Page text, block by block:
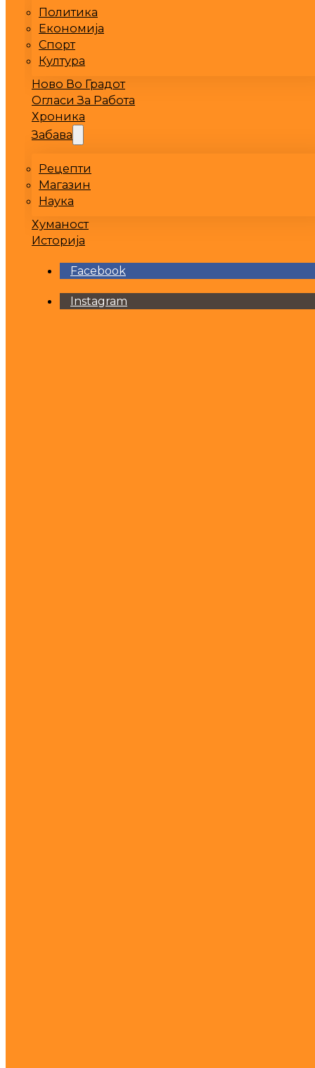
Политика
Економија
Спорт
Култура
Ново Во Градот
Огласи За Работа
Хроника
Забава
Рецепти
Магазин
Наука
Хуманост
Историја
Facebook
Instagram